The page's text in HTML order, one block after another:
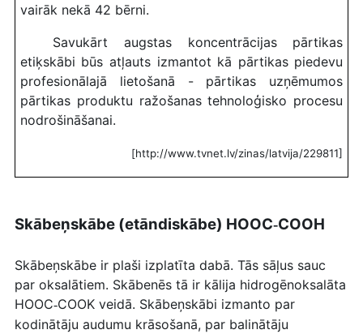
vairāk nekā 42 bērni.
Savukārt augstas koncentrācijas pārtikas
etiķskābi būs atļauts izmantot kā pārtikas piedevu
profesionālajā lietošanā - pārtikas uzņēmumos
pārtikas produktu ražošanas tehnoloģisko procesu
nodrošināšanai.
[http://www.tvnet.lv/zinas/latvija/229811]
Skābeņskābe (etāndiskābe) HOOC-COOH
Skābeņskābe ir plaši izplatīta dabā. Tās sāļus sauc
par oksalātiem. Skābenēs tā ir kālija hidrogēnoksalāta
HOOC-COOK veidā. Skābeņskābi izmanto par
kodinātāju audumu krāsošanā, par balinātāju